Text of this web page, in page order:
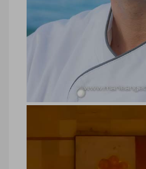
hôtel Belle Mare
hôtel Belle Mare
Ange Ostré